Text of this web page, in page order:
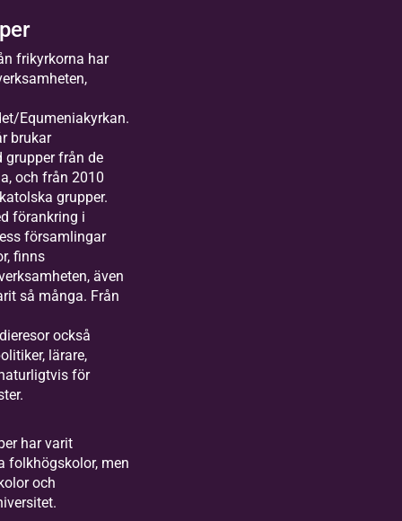
frikyrkorna har
Equmeniakyrkan.
brukar
grupper från de
och från 2010
grupper.
förankring i
församlingar
finns
även
så många. Från
också
lärare,
för
har varit
folkhögskolor, men
och